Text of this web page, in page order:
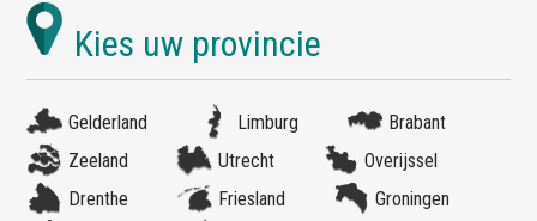
Gelderland Limburg
Brabant
Zeeland
Utrecht
Overijssel
Drenthe
Friesland
Groningen